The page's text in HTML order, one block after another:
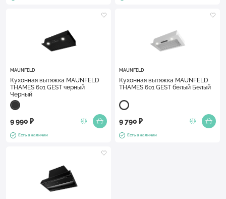
MAUNFELD
Кухонная вытяжка MAUNFELD
THAMES 601 GEST черный
Черный
9 990 ₽
Есть в наличии
MAUNFELD
Кухонная вытяжка MAUNFELD
THAMES 601 GEST белый Белый
9 790 ₽
Есть в наличии